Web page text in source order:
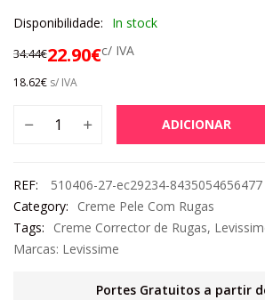
Disponibilidade: In stock
34.44€22.90€c/ IVA
18.62€ s/ IVA
ADICIONAR
REF:
510406-27-ec29234-8435054656477
Category:
Creme Pele Com Rugas
Tags:
Creme Corrector de Rugas,
Marcas: Levissime
Portes Gratuitos a partir